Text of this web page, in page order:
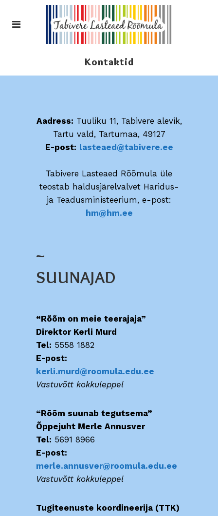
Kontaktid
Aadress: Tuuliku 11, Tabivere alevik,
Tartu vald, Tartumaa, 49127
E-post: lasteaed@tabivere.ee
Tabivere Lasteaed Rõõmula üle
teostab haldusjärelvalvet Haridus-
ja Teadusministeerium, e-post:
hm@hm.ee
~
SUUNAJAD
“Rõõm on meie teerajaja”
Direktor Kerli Murd
Tel: 5558 1882
E-post:
kerli.murd@roomula.edu.ee
Vastuvõtt kokkuleppel
“Rõõm suunab tegutsema”
Õppejuht Merle Annusver
Tel: 5691 8966
E-post:
merle.annusver@roomula.edu.ee
Vastuvõtt kokkuleppel
Tugiteenuste koordineerija (TTK)